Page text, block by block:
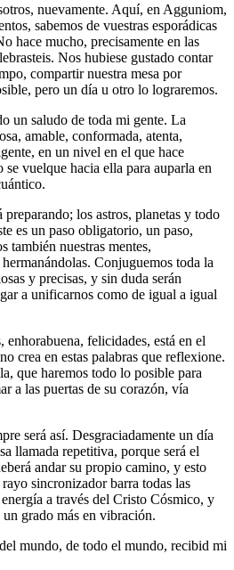
nuevamente. Aquí, en Agguniom,
sabemos de vuestras esporádicas
hace mucho, precisamente en las
Nos hubiese gustado contar
compartir nuestra mesa por
pero un día u otro lo lograremos.
un saludo de toda mi gente. La
amable, conformada, atenta,
en un nivel en el que hace
vuelque hacia ella para auparla en
los astros, planetas y todo
es un paso obligatorio, un paso,
también nuestras mentes,
Conjuguemos toda la
y precisas, y sin duda serán
a unificarnos como de igual a igual
enhorabuena, felicidades, está en el
crea en estas palabras que reflexione.
que haremos todo lo posible para
a las puertas de su corazón, vía
será así. Desgraciadamente un día
llamada repetitiva, porque será el
andar su propio camino, y esto
sincronizador barra todas las
a través del Cristo Cósmico, y
grado más en vibración.
mundo, de todo el mundo, recibid mi